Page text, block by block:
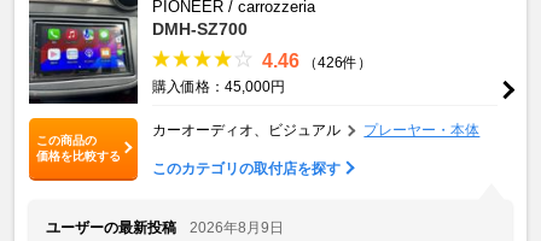
この商品の
価格を比較する
PIONEER / carrozzeria
DMH-SZ700
4.46
（426件）
購入価格：45,000円
カーオーディオ、ビジュアル プレーヤー・本体
このカテゴリの取付店を探す
ユーザーの最新投稿
2026年8月9日